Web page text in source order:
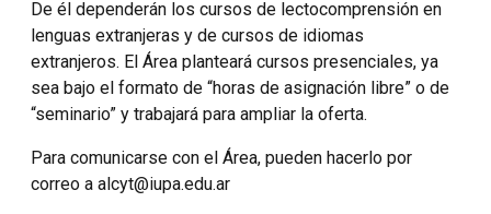
De él dependerán los cursos de lectocomprensión en
lenguas extranjeras y de cursos de idiomas
extranjeros. El Área planteará cursos presenciales, ya
sea bajo el formato de “horas de asignación libre” o de
“seminario” y trabajará para ampliar la oferta.
Para comunicarse con el Área, pueden hacerlo por
correo a alcyt@iupa.edu.ar